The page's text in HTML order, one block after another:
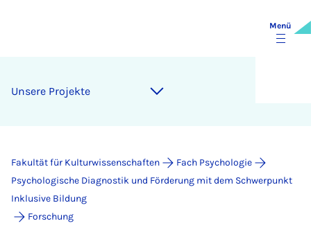
Menü
Un­se­re Pro­jek­te
Fakultät für Kulturwissenschaften
Fach Psychologie
Psychologische Diagnostik und Förderung mit dem Schwerpunkt
Inklusive Bildung
Forschung